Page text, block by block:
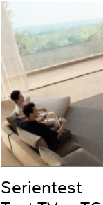
Serientest